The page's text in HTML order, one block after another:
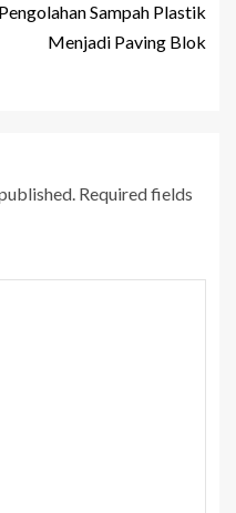
Pengolahan Sampah Plastik
Menjadi Paving Blok
Required fields